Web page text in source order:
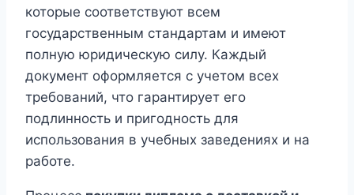
которые соответствуют всем
государственным стандартам и имеют
полную юридическую силу. Каждый
документ оформляется с учетом всех
требований, что гарантирует его
подлинность и пригодность для
использования в учебных заведениях и на
работе.